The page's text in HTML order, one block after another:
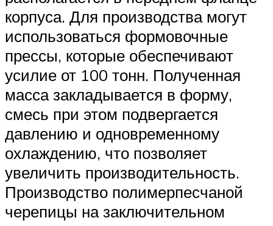
корпуса. Для производства могут
использоваться формовочные
прессы, которые обеспечивают
усилие от 100 тонн. Полученная
масса закладывается в форму,
смесь при этом подвергается
давлению и одновременному
охлаждению, что позволяет
увеличить производительность.
Производство полимерпесчаной
черепицы на заключительном